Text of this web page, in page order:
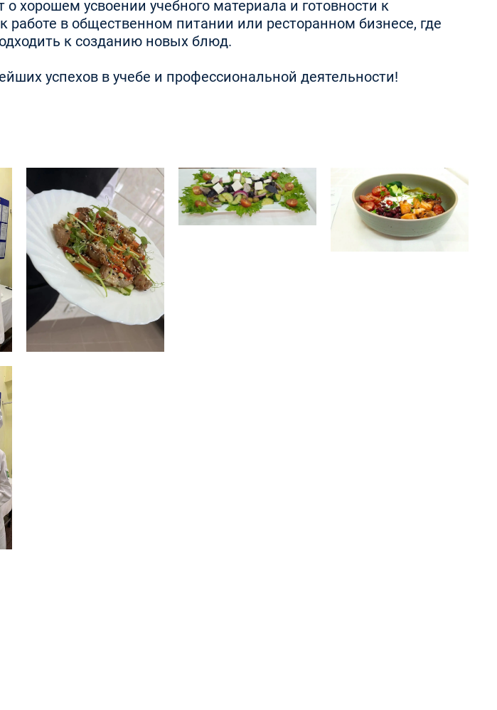
хорошем усвоении учебного материала и готовности к
работе в общественном питании или ресторанном бизнесе, где
к созданию новых блюд.
успехов в учебе и профессиональной деятельности!